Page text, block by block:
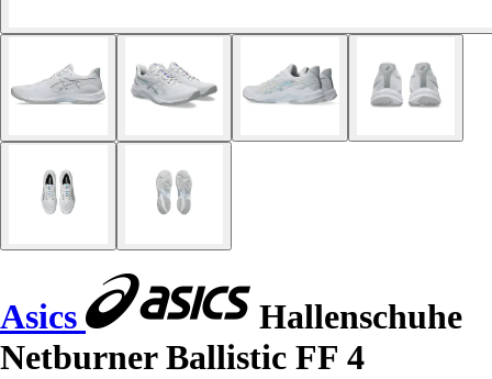
Asics
Hallenschuhe
Netburner Ballistic FF 4